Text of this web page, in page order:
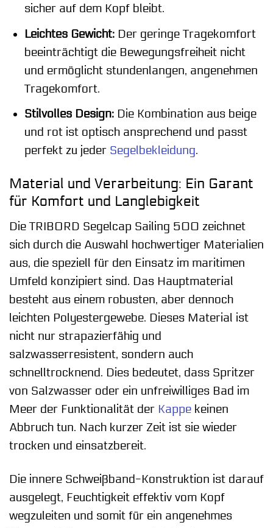
sicher auf dem Kopf bleibt.
Leichtes Gewicht:Der geringe Tragekomfort
beeinträchtigt die Bewegungsfreiheit nicht
und ermöglicht stundenlangen, angenehmen
Tragekomfort.
Stilvolles Design:Die Kombination aus beige
und rot ist optisch ansprechend und passt
perfekt zu jeder Segelbekleidung.
Material und Verarbeitung: Ein Garant
für Komfort und Langlebigkeit
Die TRIBORD Segelcap Sailing 500 zeichnet
sich durch die Auswahl hochwertiger Materialien
aus, die speziell für den Einsatz im maritimen
Umfeld konzipiert sind. Das Hauptmaterial
besteht aus einem robusten, aber dennoch
leichten Polyestergewebe. Dieses Material ist
nicht nur strapazierfähig und
salzwasserresistent, sondern auch
schnelltrocknend. Dies bedeutet, dass Spritzer
von Salzwasser oder ein unfreiwilliges Bad im
Meer der Funktionalität der Kappe keinen
Abbruch tun. Nach kurzer Zeit ist sie wieder
trocken und einsatzbereit.
Die innere Schweißband-Konstruktion ist darauf
ausgelegt, Feuchtigkeit effektiv vom Kopf
wegzuleiten und somit für ein angenehmes